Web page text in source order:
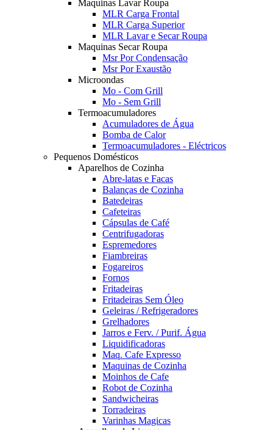
Maquinas Lavar Roupa
MLR Carga Frontal
MLR Carga Superior
MLR Lavar e Secar Roupa
Maquinas Secar Roupa
Msr Por Condensação
Msr Por Exaustão
Microondas
Mo - Com Grill
Mo - Sem Grill
Termoacumuladores
Acumuladores de Água
Bomba de Calor
Termoacumuladores - Eléctricos
Pequenos Domésticos
Aparelhos de Cozinha
Abre-latas e Facas
Balanças de Cozinha
Batedeiras
Cafeteiras
Cápsulas de Café
Centrifugadoras
Espremedores
Fiambreiras
Fogareiros
Fornos
Fritadeiras
Fritadeiras Sem Óleo
Geleiras / Refrigeradores
Grelhadores
Jarros e Ferv. / Purif. Água
Liquidificadoras
Maq. Cafe Expresso
Maquinas de Cozinha
Moinhos de Cafe
Robot de Cozinha
Sandwicheiras
Torradeiras
Varinhas Magicas